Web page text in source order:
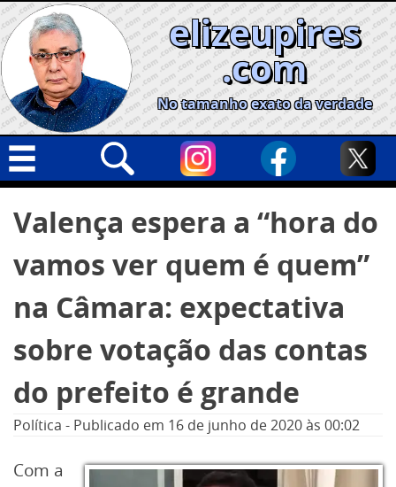
Skip
to
content
elizeupires
.com
No tamanho exato da verdade
Geral
Cidades
Política
Opinião
Informe especial
por:
Valença espera a “hora do
vamos ver quem é quem”
na Câmara: expectativa
sobre votação das contas
do prefeito é grande
Política - Publicado em 16 de junho de 2020às 00:02
Com a